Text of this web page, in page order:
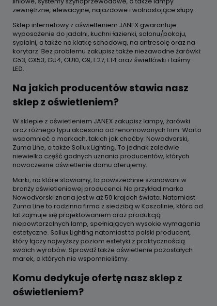
zewnętrzne, elewacyjne, najazdowe i wolnostojące słupy.
Sklep internetowy z oświetleniem JANEX gwarantuje
wyposażenie do jadalni, kuchni łazienki, salonu/pokoju,
sypialni, a także na klatkę schodową, na antresolę oraz na
korytarz. Bez problemu zakupisz także niezawodne żarówki:
G53, GX53, GU4, GU10, G9, E27, E14 oraz świetlówki i taśmy
LED.
Na jakich producentów stawia nasz
sklep z oświetleniem?
W sklepie z oświetleniem JANEX zakupisz lampy, żarówki
oraz różnego typu akcesoria od renomowanych firm. Warto
wspomnieć o markach, takich jak choćby: Nowodvorski,
Zuma Line, a także Sollux Lighting. To jednak zaledwie
niewielka część godnych uznania producentów, których
nowoczesne oświetlenie domu oferujemy.
Marki, na które stawiamy, to powszechnie szanowani w
branży oświetleniowej producenci. Na przykład marka
Nowodvorski znana jest w aż 50 krajach świata. Natomiast
Zuma Line to rodzinna firma z siedzibą w Koszalinie, która od
lat zajmuje się projektowaniem oraz produkcją
niepowtarzalnych lamp, spełniających wysokie wymagania
estetyczne. Sollux Lighting natomiast to polski producent,
który łączy najwyższy poziom estetyki z praktycznością
swoich wyrobów. Sprawdź także oświetlenie pozostałych
marek, o których nie wspomnieliśmy.
Komu dedykuje ofertę nasz sklep z
oświetleniem?